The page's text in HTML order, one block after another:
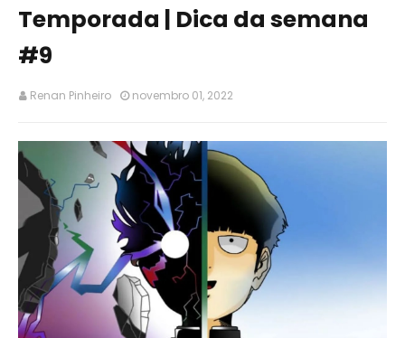
Temporada | Dica da semana
#9
Renan Pinheiro novembro 01, 2022